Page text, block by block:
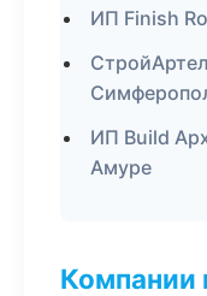
ИП Finish
ИП Build
Амуре
Компании